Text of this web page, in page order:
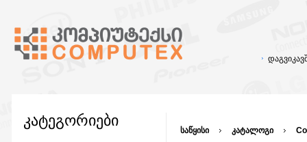
კატეგორიები
საწყისი კატალოგი